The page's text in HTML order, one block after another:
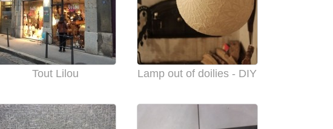
Tout Lilou Lamp out of doilies - DIY